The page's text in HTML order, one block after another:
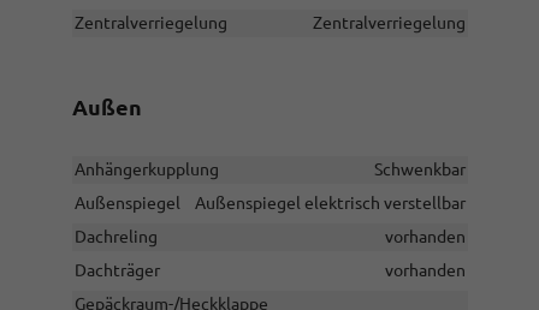
Zentralverriegelung
Zentralverriegelung
Außen
Anhängerkupplung
Schwenkbar
Außenspiegel
Außenspiegel elektrisch verstellbar
Dachreling
vorhanden
Dachträger
vorhanden
Gepäckraum-/Heckklappe